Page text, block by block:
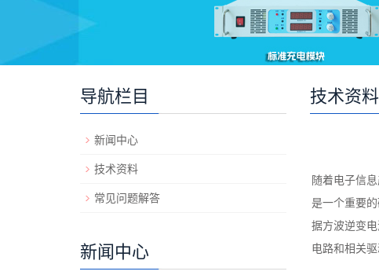
技术资料
随着电子信息
是一个重要
据方波逆变
电路和相关
导航栏目
新闻中心
技术资料
常见问题解答
新闻中心